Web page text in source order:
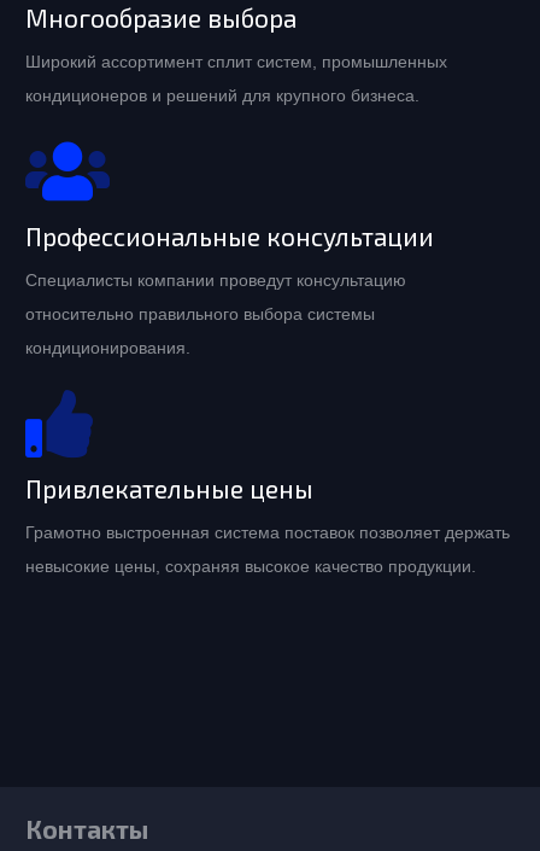
Многообразие выбора
Широкий ассортимент сплит систем, промышленных
кондиционеров и решений для крупного бизнеса.
Профессиональные консультации
Специалисты компании проведут консультацию
относительно правильного выбора системы
кондиционирования.
Привлекательные цены
Грамотно выстроенная система поставок позволяет держать
невысокие цены, сохраняя высокое качество продукции.
Контакты